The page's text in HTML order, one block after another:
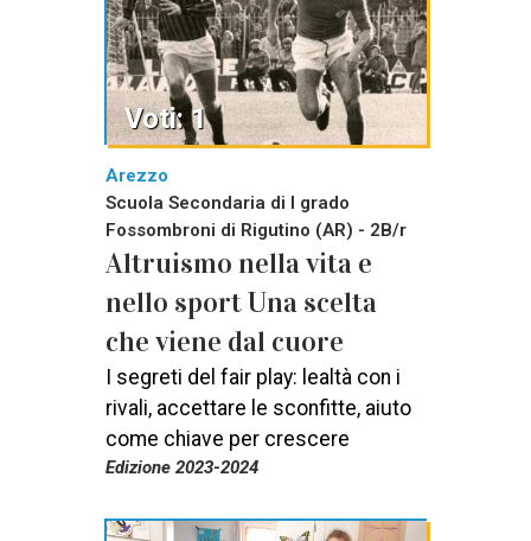
Arezzo
Scuola Secondaria di I grado
Fossombroni di Rigutino (AR) - 2B/r
Altruismo nella vita e
nello sport Una scelta
che viene dal cuore
I segreti del fair play: lealtà con i
rivali, accettare le sconfitte, aiuto
come chiave per crescere
Edizione 2023-2024
Voti: 1